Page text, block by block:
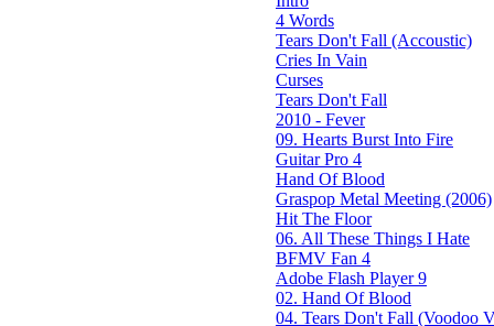
4 Words
Tears Don't Fall (Accoustic)
Cries In Vain
Curses
Tears Don't Fall
2010 - Fever
09. Hearts Burst Into Fire
Guitar Pro 4
Hand Of Blood
Graspop Metal Meeting (2006)
Hit The Floor
06. All These Things I Hate
BFMV Fan 4
Adobe Flash Player 9
02. Hand Of Blood
04. Tears Don't Fall (Voodoo